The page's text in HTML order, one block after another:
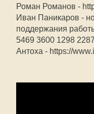
Роман Романов -
Иван Паникаров -
поддержания
5469 3600 1298 2287
Антоха - https://